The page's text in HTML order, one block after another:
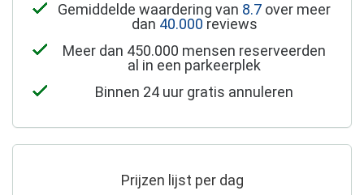
Gemiddelde waardering van 8.7 over meer
dan 40.000 reviews
Meer dan 450.000 mensen reserveerden
al in een parkeerplek
Binnen 24 uur gratis annuleren
Prijzen lijst per dag